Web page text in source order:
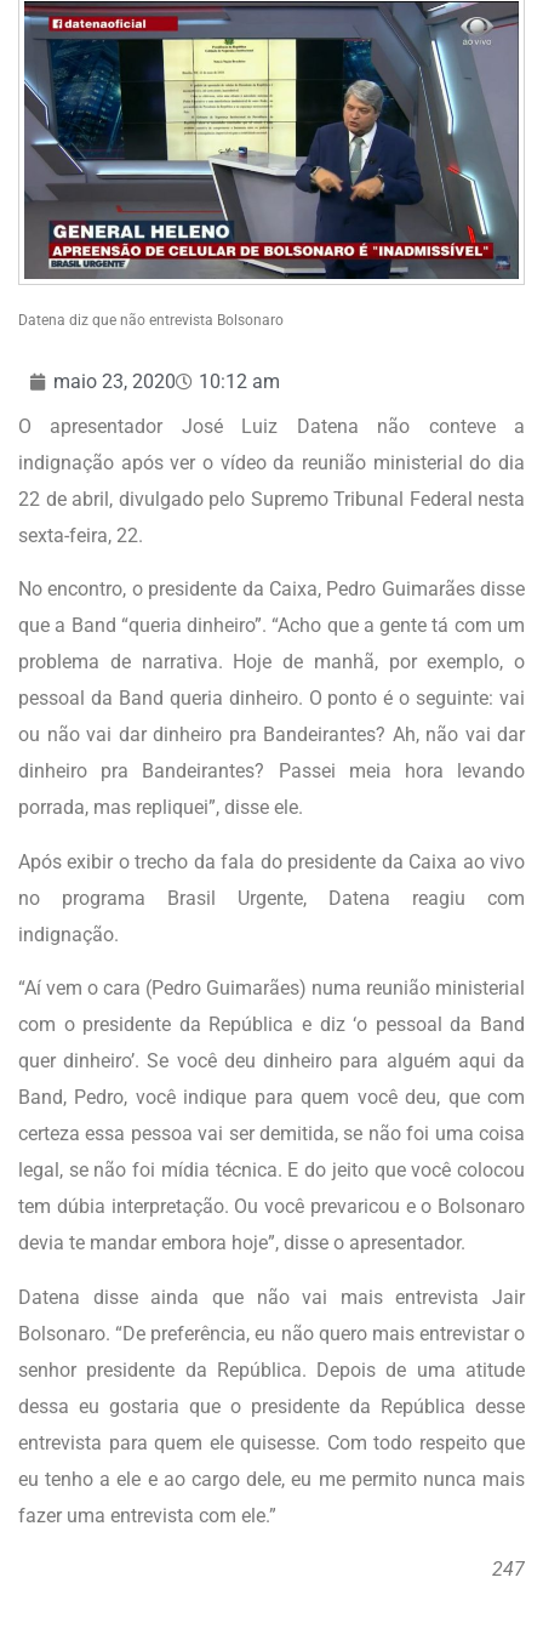
Datena diz que não entrevista Bolsonaro
maio 23, 2020
10:12 am
O apresentador José Luiz Datena não conteve a
indignação após ver o vídeo da reunião ministerial do dia
22 de abril, divulgado pelo Supremo Tribunal Federal nesta
sexta-feira, 22.
No encontro, o presidente da Caixa, Pedro Guimarães disse
que a Band “queria dinheiro”. “Acho que a gente tá com um
problema de narrativa. Hoje de manhã, por exemplo, o
pessoal da Band queria dinheiro. O ponto é o seguinte: vai
ou não vai dar dinheiro pra Bandeirantes? Ah, não vai dar
dinheiro pra Bandeirantes? Passei meia hora levando
porrada, mas repliquei”, disse ele.
Após exibir o trecho da fala do presidente da Caixa ao vivo
no programa Brasil Urgente, Datena reagiu com
indignação.
“Aí vem o cara (Pedro Guimarães) numa reunião ministerial
com o presidente da República e diz ‘o pessoal da Band
quer dinheiro’. Se você deu dinheiro para alguém aqui da
Band, Pedro, você indique para quem você deu, que com
certeza essa pessoa vai ser demitida, se não foi uma coisa
legal, se não foi mídia técnica. E do jeito que você colocou
tem dúbia interpretação. Ou você prevaricou e o Bolsonaro
devia te mandar embora hoje”, disse o apresentador.
Datena disse ainda que não vai mais entrevista Jair
Bolsonaro. “De preferência, eu não quero mais entrevistar o
senhor presidente da República. Depois de uma atitude
dessa eu gostaria que o presidente da República desse
entrevista para quem ele quisesse. Com todo respeito que
eu tenho a ele e ao cargo dele, eu me permito nunca mais
fazer uma entrevista com ele.”
247